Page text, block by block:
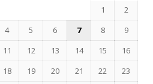
1
2
4 5 6 7 8
9
11 12 13 14 15
16
18 19 20 21 22
23